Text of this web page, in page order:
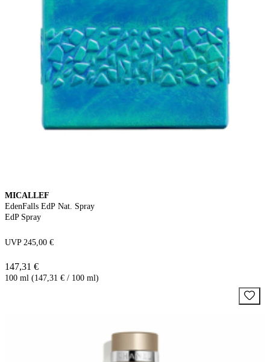
MICALLEF
EdenFalls EdP Nat. Spray
EdP Spray
UVP 245,00 €
147,31 €
100 ml (147,31 € / 100 ml)